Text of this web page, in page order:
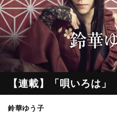
【連載】「唄いろは」
鈴華ゆう子